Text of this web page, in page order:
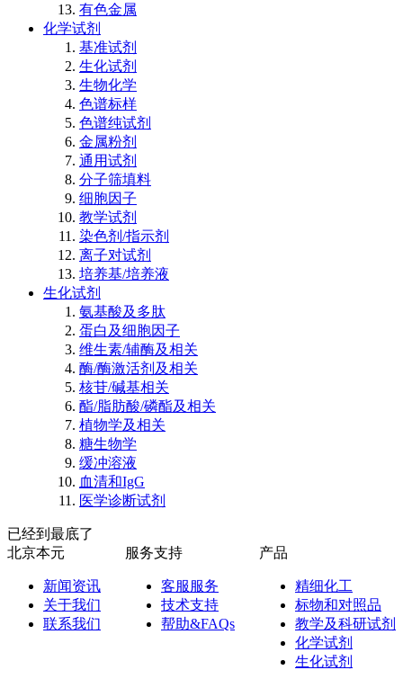
有色金属
化学试剂
基准试剂
生化试剂
生物化学
色谱标样
色谱纯试剂
金属粉剂
通用试剂
分子筛填料
细胞因子
教学试剂
染色剂/指示剂
离子对试剂
培养基/培养液
生化试剂
氨基酸及多肽
蛋白及细胞因子
维生素/辅酶及相关
酶/酶激活剂及相关
核苷/碱基相关
酯/脂肪酸/磷酯及相关
植物学及相关
糖生物学
缓冲溶液
血清和IgG
医学诊断试剂
已经到最底了
北京本元
新闻资讯
关于我们
联系我们
服务支持
客服服务
技术支持
帮助&FAQs
产品
精细化工
标物和对照品
教学及科研试剂
化学试剂
生化试剂